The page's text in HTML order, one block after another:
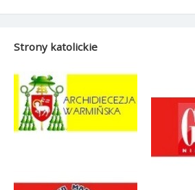
Strony katolickie